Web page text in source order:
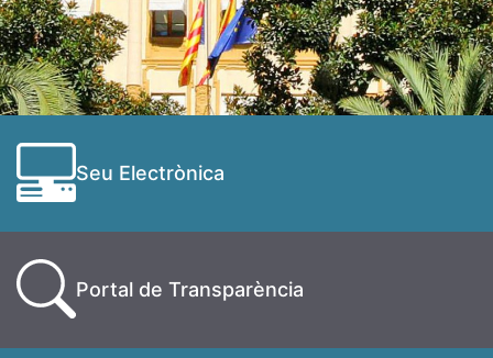
Seu Electrònica
Portal de Transparència